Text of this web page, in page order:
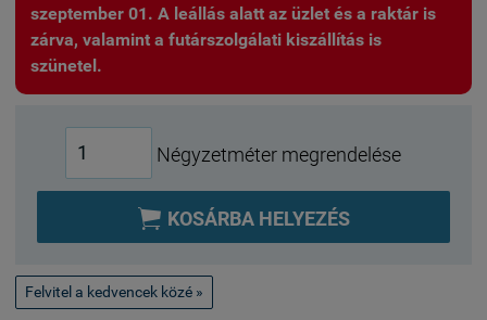
szeptember 01. A leállás alatt az üzlet és a raktár is
zárva, valamint a futárszolgálati kiszállítás is
szünetel.
Négyzetméter megrendelése
 KOSÁRBA HELYEZÉS
Felvitel a kedvencek közé »